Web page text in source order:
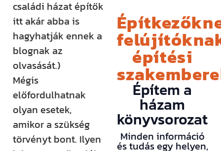
családi házat építők
itt akár abba is
hagyhatják ennek a
blognak az
olvasását.)
Mégis
előfordulhatnak
olyan esetek,
amikor a szükség
törvényt bont. Ilyen
építési
Építem a
házam
könyvsorozat
Minden információ
és tudás egy helyen,